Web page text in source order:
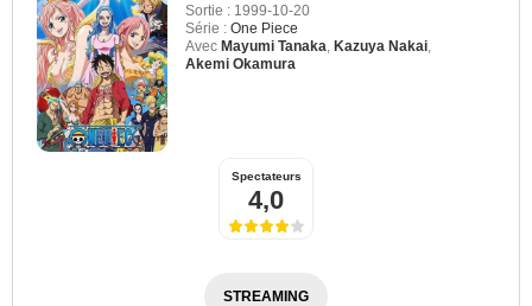
Sortie : 1999-10-20
Série : One Piece
Avec Mayumi Tanaka Kazuya Nakai
Akemi Okamura
Spectateurs
4,0
STREAMING